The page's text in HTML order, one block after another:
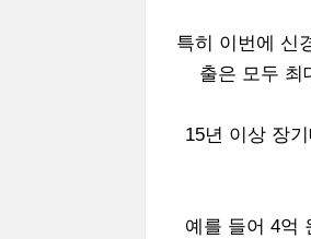
특히 이번에 신
출은 모두 최
15년 이상 장
예를 들어 4억